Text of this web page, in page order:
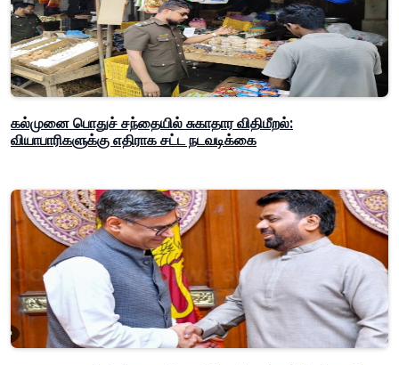
கல்முனை பொதுச் சந்தையில் சுகாதார விதிமீறல்:
வியாபாரிகளுக்கு எதிராக சட்ட நடவடிக்கை